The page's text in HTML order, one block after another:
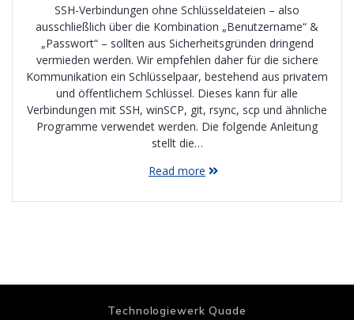
SSH-Verbindungen ohne Schlüsseldateien – also
ausschließlich über die Kombination „Benutzername“ &
„Passwort“ – sollten aus Sicherheitsgründen dringend
vermieden werden. Wir empfehlen daher für die sichere
Kommunikation ein Schlüsselpaar, bestehend aus privatem
und öffentlichem Schlüssel. Dieses kann für alle
Verbindungen mit SSH, winSCP, git, rsync, scp und ähnliche
Programme verwendet werden. Die folgende Anleitung
stellt die…
Read more
Technologiewerk Quade